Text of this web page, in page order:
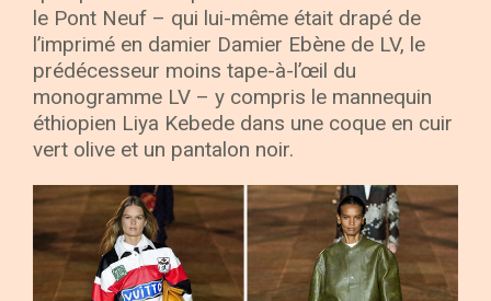
le Pont Neuf – qui lui-même était drapé de
l’imprimé en damier Damier Ebène de LV, le
prédécesseur moins tape-à-l’œil du
monogramme LV – y compris le mannequin
éthiopien Liya Kebede dans une coque en cuir
vert olive et un pantalon noir.